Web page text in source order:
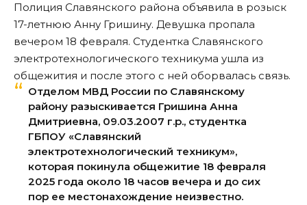
Полиция Славянского района объявила в розыск
17-летнюю Анну Гришину. Девушка пропала
вечером 18 февраля. Студентка Славянского
электротехнологического техникума ушла из
общежития и после этого с ней оборвалась связь.
Отделом МВД России по Славянскому
району разыскивается Гришина Анна
Дмитриевна, 09.03.2007 г.р., студентка
ГБПОУ «Славянский
электротехнологический техникум»,
которая покинула общежитие 18 февраля
2025 года около 18 часов вечера и до сих
пор ее местонахождение неизвестно.